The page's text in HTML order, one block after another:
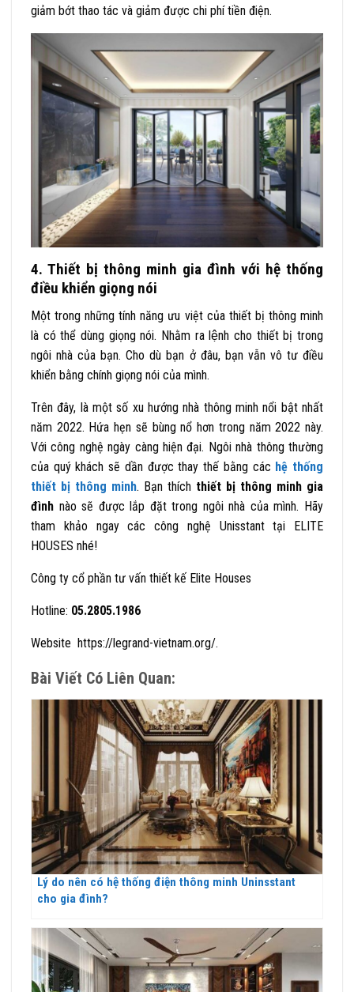
giảm bớt thao tác và giảm được chi phí tiền điện.
4. Thiết bị thông minh gia đình với hệ thống
điều khiển giọng nói
Một trong những tính năng ưu việt của thiết bị thông minh
là có thể dùng giọng nói. Nhằm ra lệnh cho thiết bị trong
ngôi nhà của bạn. Cho dù bạn ở đâu, bạn vẫn vô tư điều
khiển bằng chính giọng nói của mình.
Trên đây, là một số xu hướng nhà thông minh nổi bật nhất
năm 2022. Hứa hẹn sẽ bùng nổ hơn trong năm 2022 này.
Với công nghệ ngày càng hiện đại. Ngôi nhà thông thường
của quý khách sẽ dần được thay thế bằng các hệ thống
thiết bị thông minh. Bạn thích thiết bị thông minh gia
đình nào sẽ được lắp đặt trong ngôi nhà của mình. Hãy
tham khảo ngay các công nghệ Unisstant tại ELITE
HOUSES nhé!
Công ty cổ phần tư vấn thiết kế Elite Houses
Hotline: 05.2805.1986
Website https://legrand-vietnam.org/.
Bài Viết Có Liên Quan:
Lý do nên có hệ thống điện thông minh Uninsstant
cho gia đình?